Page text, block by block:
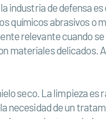
industria de defensa
químicos abrasivos o
relevante cuando
materiales delicados.
seco. La limpieza
necesidad de un